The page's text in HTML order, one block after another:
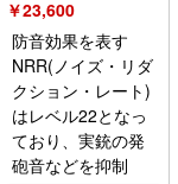
￥23,600
防音効果を表す
NRR(ノイズ・リダ
クション・レート)
はレベル22となっ
ており、実銃の発
砲音などを抑制